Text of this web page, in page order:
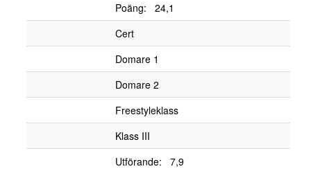
Poäng: 24,1
Cert
Domare 1
Domare 2
Freestyleklass
Klass III
Utförande: 7,9